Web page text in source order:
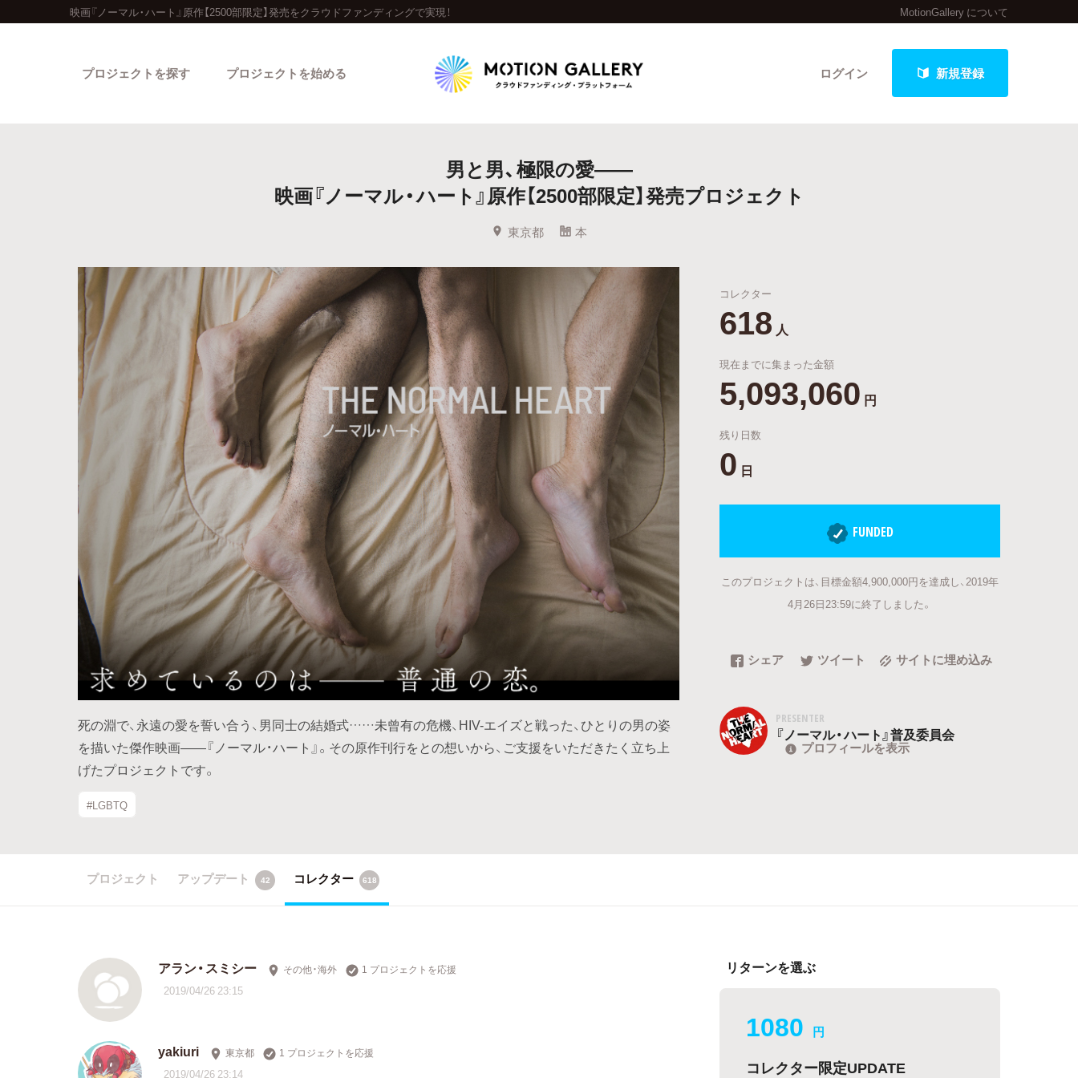
映画『ノーマル・ハート』原作【2500部限定】発売をクラウドファンディングで実現！ MotionGallery について
ログイン 新規登録
プロジェクトを探す
人気のプロジェクト 新着プロジェクト 終了間近のプロジェクト
Feature
カテゴリーから探す タグから探す キュレーターから探す 特集から探す
Legendary
最新達成プロジェクト 調達額が大きいプロジェクト
プロジェクトを始める
男と男、極限の愛――
映画『ノーマル・ハート』原作【2500部限定】発売プロジェクト
東京都 本
死の淵で、永遠の愛を誓い合う、男同士の結婚式……未曾有の危機、HIV-エイズと戦った、ひとりの男の姿
を描いた傑作映画――『ノーマル・ハート』。その原作刊行をとの想いから、ご支援をいただきたく立ち上
げたプロジェクトです。
#LGBTQ
コレクター
618 人
現在までに集まった金額
5,093,060 円
残り日数
0 日
FUNDED
このプロジェクトは、目標金額4,900,000円を達成し、2019年
4月26日23:59に終了しました。
シェア ツイート サイトに埋め込み
PRESENTER
『ノーマル・ハート』普及委員会
プロフィールを表示
プロジェクト アップデート 42 コレクター 618
アラン・スミシー その他・海外 1 プロジェクトを応援
2019/04/26 23:15
yakiuri 東京都 1 プロジェクトを応援
2019/04/26 23:14
リターンを選ぶ
1080 円
コレクター限定UPDATE